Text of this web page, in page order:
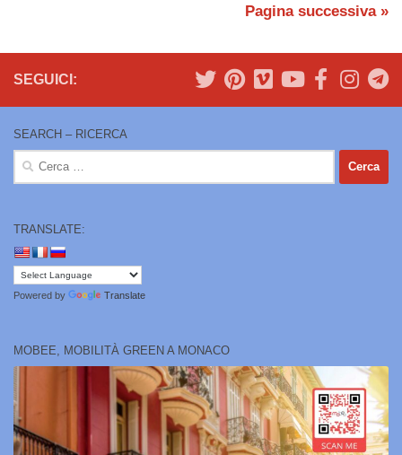
Pagina successiva »
SEGUICI:
SEARCH – RICERCA
Ricerca
TRANSLATE:
Powered by Translate
MOBEE, MOBILITÀ GREEN A MONACO